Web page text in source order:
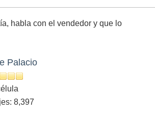
habla con el vendedor y que lo
Palacio
8,397